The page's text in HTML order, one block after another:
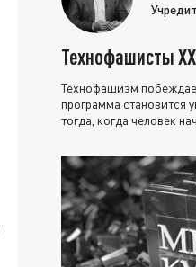
Технофашисты
Технофашизм
программа становится
тогда, когда человек